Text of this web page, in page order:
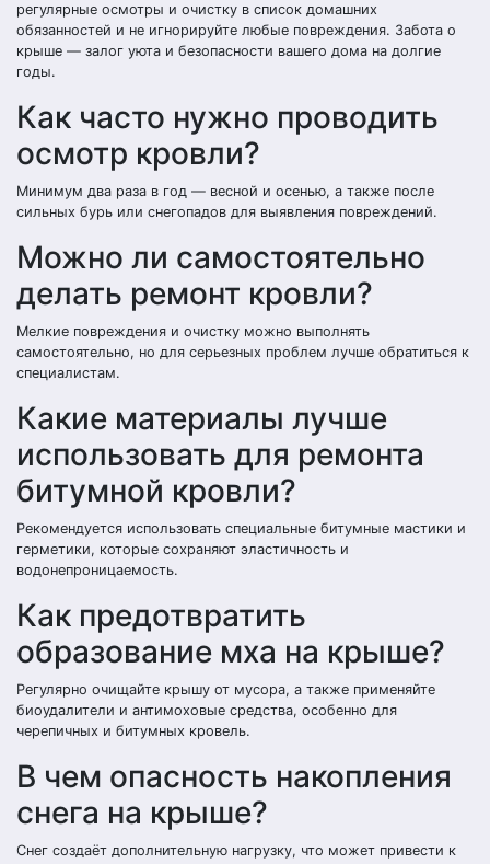
регулярные осмотры и очистку в список домашних
обязанностей и не игнорируйте любые повреждения. Забота о
крыше — залог уюта и безопасности вашего дома на долгие
годы.
Как часто нужно проводить
осмотр кровли?
Минимум два раза в год — весной и осенью, а также после
сильных бурь или снегопадов для выявления повреждений.
Можно ли самостоятельно
делать ремонт кровли?
Мелкие повреждения и очистку можно выполнять
самостоятельно, но для серьезных проблем лучше обратиться к
специалистам.
Какие материалы лучше
использовать для ремонта
битумной кровли?
Рекомендуется использовать специальные битумные мастики и
герметики, которые сохраняют эластичность и
водонепроницаемость.
Как предотвратить
образование мха на крыше?
Регулярно очищайте крышу от мусора, а также применяйте
биоудалители и антимоховые средства, особенно для
черепичных и битумных кровель.
В чем опасность накопления
снега на крыше?
Снег создаёт дополнительную нагрузку, что может привести к